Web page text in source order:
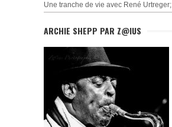
Une tranche de vie avec René Urtreger;
ARCHIE SHEPP PAR Z@IUS